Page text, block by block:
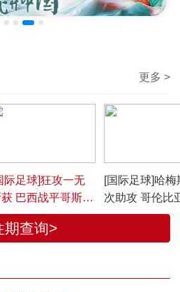
更多 >
际足球]狂攻一无
获 巴西战平哥斯达
[国际足球]哈梅
次助攻 哥伦比
巴拉圭
期查询>